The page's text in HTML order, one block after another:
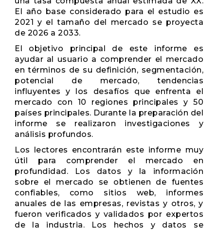
El año base considerado para el estudio es
2021 y el tamaño del mercado se proyecta
de 2026 a 2033.
El objetivo principal de este informe es
ayudar al usuario a comprender el mercado
en términos de su definición, segmentación,
potencial de mercado, tendencias
influyentes y los desafíos que enfrenta el
mercado con 10 regiones principales y 50
países principales. Durante la preparación del
informe se realizaron investigaciones y
análisis profundos.
Los lectores encontrarán este informe muy
útil para comprender el mercado en
profundidad. Los datos y la información
sobre el mercado se obtienen de fuentes
confiables, como sitios web, informes
anuales de las empresas, revistas y otros, y
fueron verificados y validados por expertos
de la industria. Los hechos y datos se